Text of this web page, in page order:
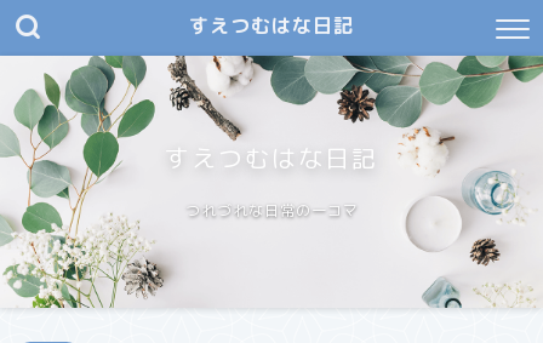
すえつむはな日記
すえつむはな日記
つれづれな日常の一コマ